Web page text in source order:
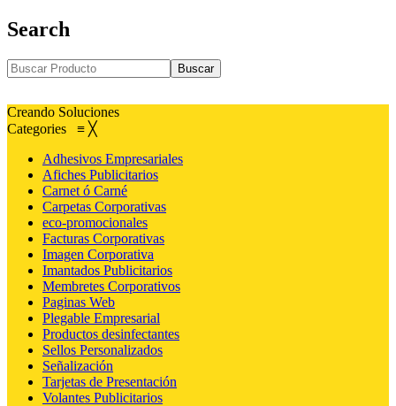
Search
Buscar
Creando Soluciones
Categories ≡ ╳
Adhesivos Empresariales
Afiches Publicitarios
Carnet ó Carné
Carpetas Corporativas
eco-promocionales
Facturas Corporativas
Imagen Corporativa
Imantados Publicitarios
Membretes Corporativos
Paginas Web
Plegable Empresarial
Productos desinfectantes
Sellos Personalizados
Señalización
Tarjetas de Presentación
Volantes Publicitarios